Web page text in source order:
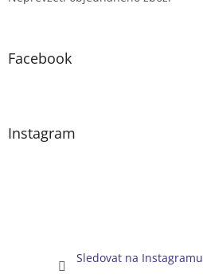
Facebook
Instagram
Sledovat na Instagramu